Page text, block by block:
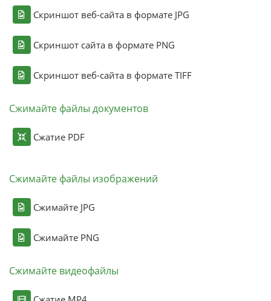
Скриншот веб-сайта в формате JPG
Скриншот сайта в формате PNG
Скриншот веб-сайта в формате TIFF
Сжимайте файлы документов
Сжатие PDF
Сжимайте файлы изображений
Сжимайте JPG
Сжимайте PNG
Сжимайте видеофайлы